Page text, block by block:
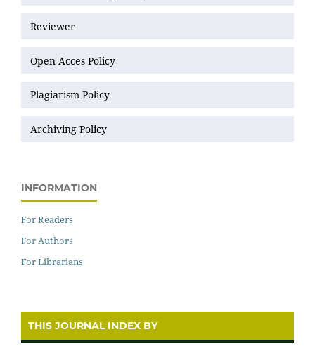
Reviewer
Open Acces Policy
Plagiarism Policy
Archiving Policy
INFORMATION
For Readers
For Authors
For Librarians
THIS JOURNAL INDEX BY